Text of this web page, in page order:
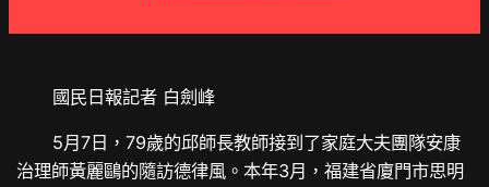
國民日報記者 白劍峰
5月7日，79歲的邱師長教師接到了家庭大夫團隊安康
治理師黃麗鷗的隨訪德律風。本年3月，福建省廈門市思明